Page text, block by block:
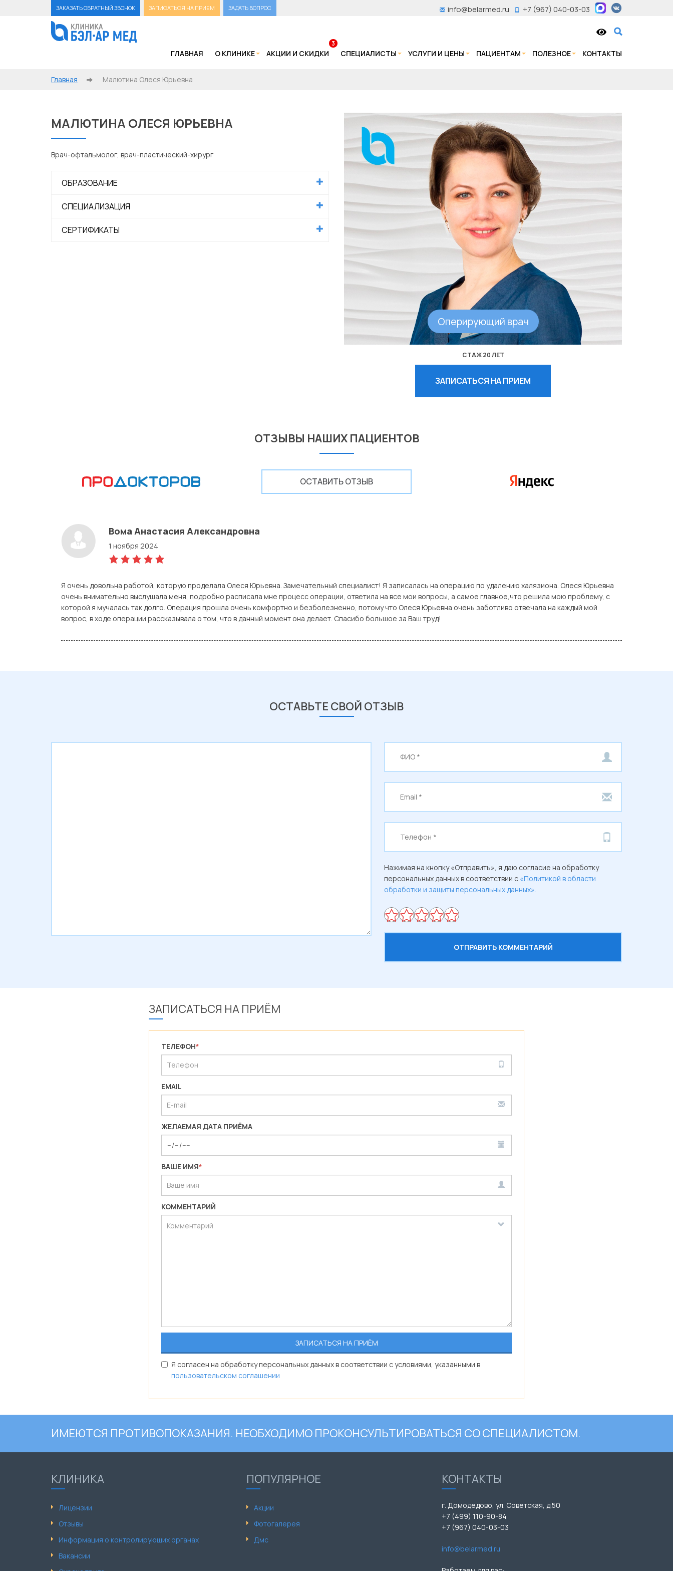
ЗАКАЗАТЬ ОБРАТНЫЙ ЗВОНОК ЗАПИСАТЬСЯ НА ПРИЕМ ЗАДАТЬ ВОПРОС +7 (967) 040-03-03
info@belarmed.ru
ГЛАВНАЯ О КЛИНИКЕ АКЦИИ И СКИДКИ
3
СПЕЦИАЛИСТЫ УСЛУГИ И ЦЕНЫ ПАЦИЕНТАМ ПОЛЕЗНОЕ КОНТАКТЫ
Главная Малютина Олеся Юрьевна
МАЛЮТИНА ОЛЕСЯ ЮРЬЕВНА
Врач-офтальмолог, врач-пластический-хирург
ОБРАЗОВАНИЕ
СПЕЦИАЛИЗАЦИЯ
СЕРТИФИКАТЫ
Оперирующий врач
СТАЖ 20 ЛЕТ
ЗАПИСАТЬСЯ НА ПРИЕМ
ОТЗЫВЫ НАШИХ ПАЦИЕНТОВ
ОСТАВИТЬ ОТЗЫВ
Вома Анастасия Александровна
1 ноября 2024
Я очень довольна работой, которую проделала Олеся Юрьевна. Замечательный специалист! Я записалась на операцию по удалению халязиона. Олеся Юрьевна
очень внимательно выслушала меня, подробно расписала мне процесс операции, ответила на все мои вопросы, а самое главное,что решила мою проблему, с
которой я мучалась так долго. Операция прошла очень комфортно и безболезненно, потому что Олеся Юрьевна очень заботливо отвечала на каждый мой
вопрос, в ходе операции рассказывала о том, что в данный момент она делает. Спасибо большое за Ваш труд!
5,0
ОСТАВЬТЕ СВОЙ ОТЗЫВ
Нажимая на кнопку «Отправить», я даю согласие на обработку
персональных данных в соответствии с «Политикой в области
обработки и защиты персональных данных».
ЗАПИСАТЬСЯ НА ПРИЁМ
ТЕЛЕФОН*
EMAIL
ЖЕЛАЕМАЯ ДАТА ПРИЁМА
ВАШЕ ИМЯ*
КОММЕНТАРИЙ
Я согласен на обработку персональных данных в соответствии с условиями, указанными в
пользовательском соглашении
ИМЕЮТСЯ ПРОТИВОПОКАЗАНИЯ. НЕОБХОДИМО ПРОКОНСУЛЬТИРОВАТЬСЯ СО СПЕЦИАЛИСТОМ.
КЛИНИКА
Лицензии
Отзывы
Информация о контролирующих органах
Вакансии
ПОПУЛЯРНОЕ
Акции
Фотогалерея
Дмс
КОНТАКТЫ
г. Домодедово, ул. Советская, д.50
+7 (499) 110-90-84
+7 (967) 040-03-03
info@belarmed.ru